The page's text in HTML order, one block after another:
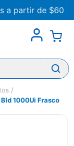
a partir de $60
1000Ui Frasco